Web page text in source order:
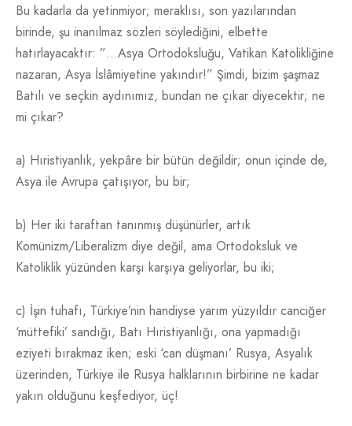
Bu kadarla da yetinmiyor; meraklısı, son yazılarından
birinde, şu inanılmaz sözleri söylediğini, elbette
hatırlayacaktır: ”…Asya Ortodoksluğu, Vatikan Katolikliğine
nazaran, Asya İslâmiyetine yakındır!” Şimdi, bizim şaşmaz
Batılı ve seçkin aydınımız, bundan ne çıkar diyecektir; ne
mi çıkar?
a) Hıristiyanlık, yekpâre bir bütün değildir; onun içinde de,
Asya ile Avrupa çatışıyor, bu bir;
b) Her iki taraftan tanınmış düşünürler, artık
Komünizm/Liberalizm diye değil, ama Ortodoksluk ve
Katoliklik yüzünden karşı karşıya geliyorlar, bu iki;
c) İşin tuhafı, Türkiye’nin handiyse yarım yüzyıldır canciğer
‘müttefiki’ sandığı, Batı Hıristiyanlığı, ona yapmadığı
eziyeti bırakmaz iken; eski ‘can düşmanı’ Rusya, Asyalık
üzerinden, Türkiye ile Rusya halklarının birbirine ne kadar
yakın olduğunu keşfediyor, üç!